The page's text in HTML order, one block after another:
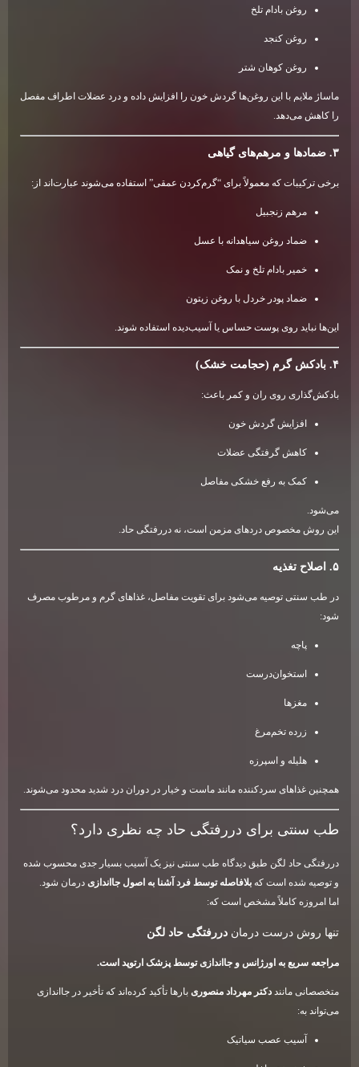
روغن بادام تلخ
روغن کنجد
روغن کوهان شتر
ماساژ ملایم با این روغن‌ها گردش خون را افزایش داده و درد عضلات اطراف مفصل
را کاهش می‌دهد.
۳. ضمادها و مرهم‌های گیاهی
برخی ترکیبات که معمولاً برای “گرم‌کردن عمقی” استفاده می‌شوند عبارت‌اند از:
مرهم زنجبیل
ضماد روغن سیاهدانه با عسل
خمیر بادام تلخ و نمک
ضماد پودر خردل با روغن زیتون
این‌ها نباید روی پوست حساس یا آسیب‌دیده استفاده شوند.
۴. بادکش گرم (حجامت خشک)
بادکش‌گذاری روی ران و کمر باعث:
افزایش گردش خون
کاهش گرفتگی عضلات
کمک به رفع خشکی مفاصل
می‌شود.
این روش مخصوص دردهای مزمن است، نه دررفتگی حاد.
۵. اصلاح تغذیه
در طب سنتی توصیه می‌شود برای تقویت مفاصل، غذاهای گرم و مرطوب مصرف
شود:
پاچه
استخوان‌درست
مغزها
زرده تخم‌مرغ
هلیله و اسپرزه
همچنین غذاهای سردکننده مانند ماست و خیار در دوران درد شدید محدود می‌شوند.
طب سنتی برای دررفتگی حاد چه نظری دارد؟
دررفتگی حاد لگن طبق دیدگاه طب سنتی نیز یک آسیب بسیار جدی محسوب شده
و توصیه شده است کهبلافاصله توسط فرد آشنا به اصول جااندازیدرمان شود.
اما امروزه کاملاً مشخص است که:
تنها روش درست درماندررفتگی حاد لگن
مراجعه سریع به اورژانس و جااندازی توسط پزشک ارتوپد است.
متخصصانی ماننددکتر مهرداد منصوریبارها تأکید کرده‌اند که تأخیر در جااندازی
می‌تواند به:
آسیب عصب سیاتیک